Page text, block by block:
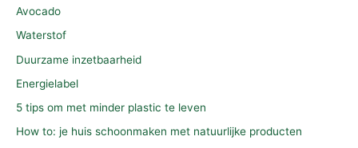
Avocado
Waterstof
Duurzame inzetbaarheid
Energielabel
5 tips om met minder plastic te leven
How to: je huis schoonmaken met natuurlijke producten